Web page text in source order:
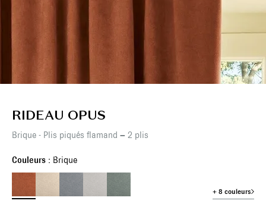
RIDEAU OPUS
Brique - Plis piqués flamand – 2 plis
Couleurs : Brique
+ 8 couleurs